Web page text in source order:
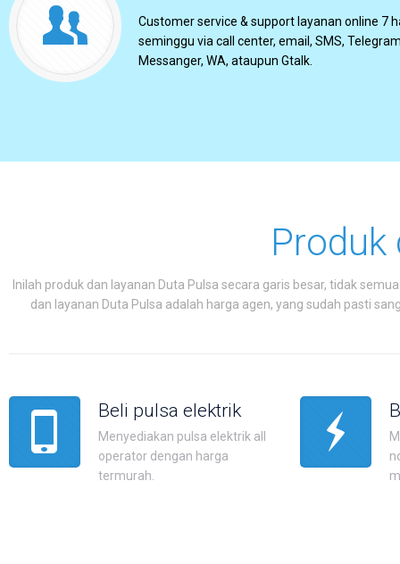
Customer service & support layanan online 7
seminggu via call center, email, SMS,
Messanger, WA, ataupun Gtalk.
Produk
Inilah produk dan layanan Duta Pulsa secara garis besar, tidak
dan layanan Duta Pulsa adalah harga agen, yang sudah pasti
Beli pulsa elektrik
Menyediakan pulsa elektrik all
operator dengan harga
termurah.